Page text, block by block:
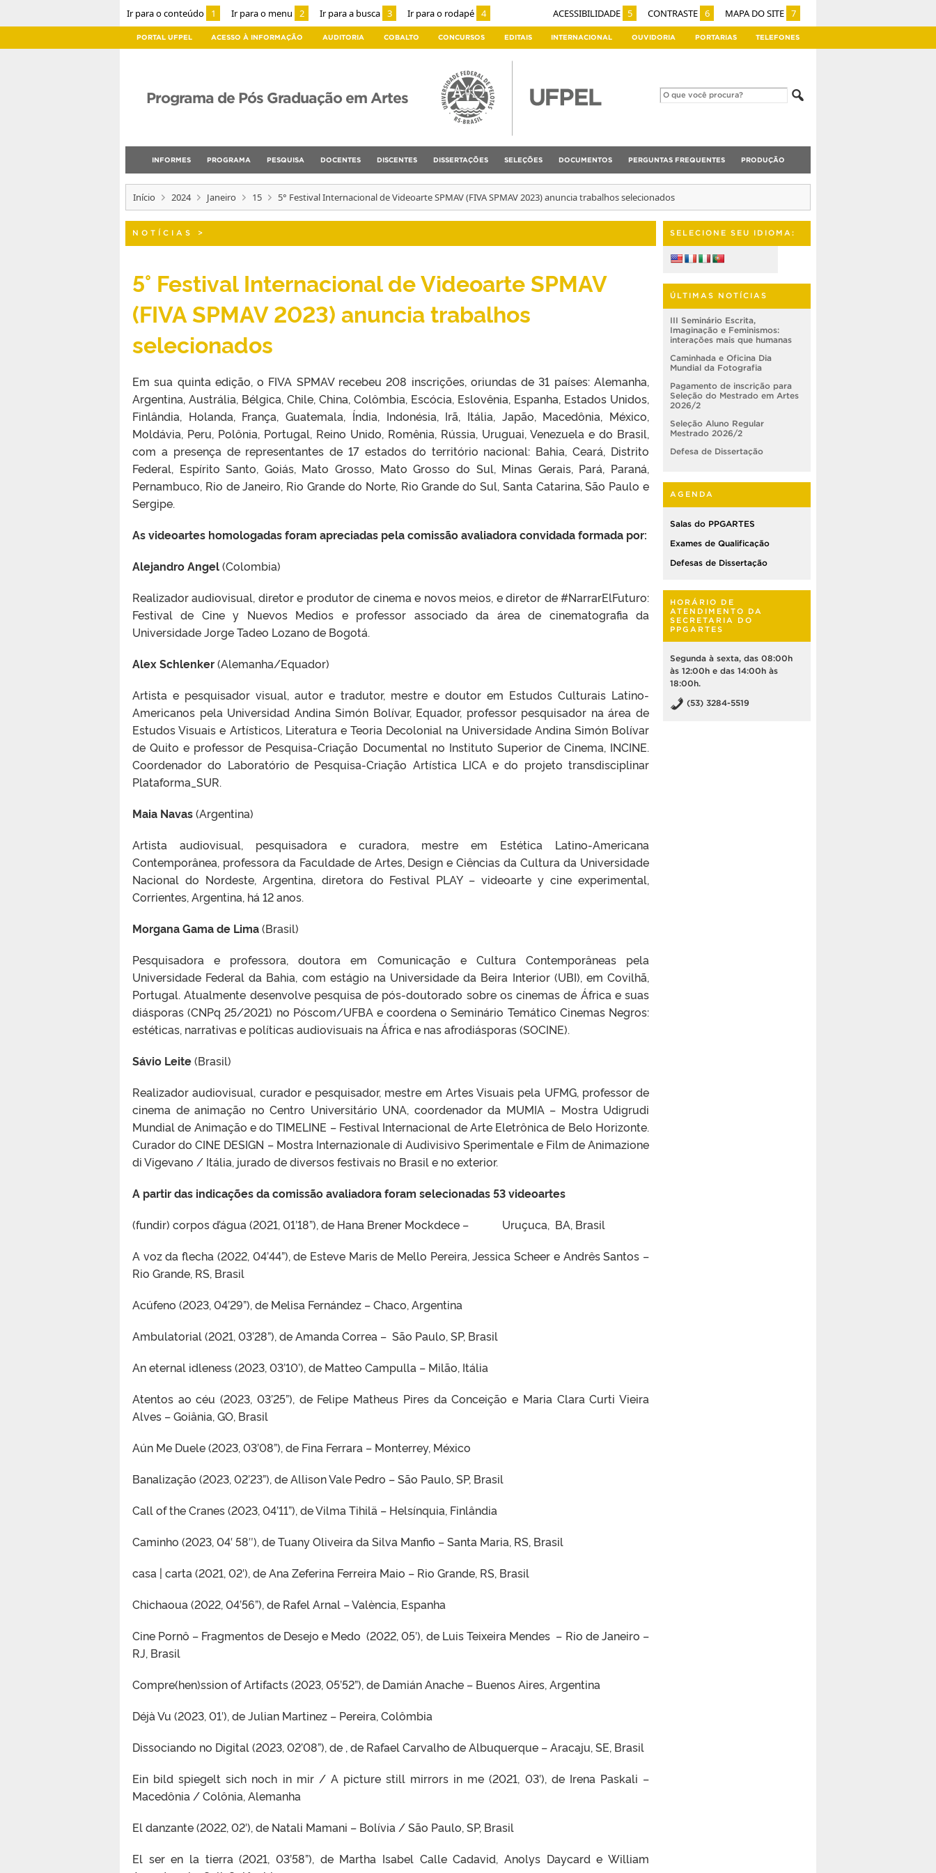
Ir para o conteúdo 1 Ir para o menu 2 Ir para a busca 3 Ir para o rodapé 4 ACESSIBILIDADE 5 CONTRASTE 6 MAPA DO SITE 7
PORTAL UFPEL ACESSO À INFORMAÇÃO AUDITORIA COBALTO CONCURSOS EDITAIS INTERNACIONAL OUVIDORIA PORTARIAS TELEFONES
Programa de Pós Graduação em Artes
INFORMES PROGRAMA PESQUISA DOCENTES DISCENTES DISSERTAÇÕES SELEÇÕES DOCUMENTOS PERGUNTAS FREQUENTES PRODUÇÃO
Início 2024 Janeiro 15 5° Festival Internacional de Videoarte SPMAV (FIVA SPMAV 2023) anuncia trabalhos selecionados
NOTÍCIAS >
5° Festival Internacional de Videoarte SPMAV
(FIVA SPMAV 2023) anuncia trabalhos
selecionados
Em sua quinta edição, o FIVA SPMAV recebeu 208 inscrições, oriundas de 31 países: Alemanha,
Argentina, Austrália, Bélgica, Chile, China, Colômbia, Escócia, Eslovênia, Espanha, Estados Unidos,
Finlândia, Holanda, França, Guatemala, Índia, Indonésia, Irã, Itália, Japão, Macedônia, México,
Moldávia, Peru, Polônia, Portugal, Reino Unido, Romênia, Rússia, Uruguai, Venezuela e do Brasil,
com a presença de representantes de 17 estados do território nacional: Bahia, Ceará, Distrito
Federal, Espírito Santo, Goiás, Mato Grosso, Mato Grosso do Sul, Minas Gerais, Pará, Paraná,
Pernambuco, Rio de Janeiro, Rio Grande do Norte, Rio Grande do Sul, Santa Catarina, São Paulo e
Sergipe.
As videoartes homologadas foram apreciadas pela comissão avaliadora convidada formada por:
​​Alejandro Angel(Colombia)
​​Realizador audiovisual, diretor e produtor de cinema e novos meios, e diretor de #NarrarElFuturo:
Festival de Cine y Nuevos Medios e professor associado da área de cinematografia da
Universidade Jorge Tadeo Lozano de Bogotá.
Alex Schlenker(Alemanha/Equador)
Artista e pesquisador visual, autor e tradutor, mestre e doutor em Estudos Culturais Latino-
Americanos pela Universidad Andina Simón Bolívar, Equador, professor pesquisador na área de
Estudos Visuais e Artísticos, Literatura e Teoria Decolonial na Universidade Andina Simón Bolívar
de Quito e professor de Pesquisa-Criação Documental no Instituto Superior de Cinema, INCINE.
Coordenador do Laboratório de Pesquisa-Criação Artística LICA e do projeto transdisciplinar
Plataforma_SUR.
Maia Navas(Argentina)
Artista audiovisual, pesquisadora e curadora, mestre em Estética Latino-Americana
Contemporânea, professora da Faculdade de Artes, Design e Ciências da Cultura da Universidade
Nacional do Nordeste, Argentina, diretora do Festival PLAY – videoarte y cine experimental,
Corrientes, Argentina, há 12 anos.
Morgana Gama de Lima(Brasil)
Pesquisadora e professora, doutora em Comunicação e Cultura Contemporâneas pela
Universidade Federal da Bahia, com estágio na Universidade da Beira Interior (UBI), em Covilhã,
Portugal. Atualmente desenvolve pesquisa de pós-doutorado sobre os cinemas de África e suas
diásporas (CNPq 25/2021) no Póscom/UFBA e coordena o Seminário Temático Cinemas Negros:
estéticas, narrativas e políticas audiovisuais na África e nas afrodiásporas (SOCINE).
Sávio Leite(Brasil)
Realizador audiovisual, curador e pesquisador, mestre em Artes Visuais pela UFMG, professor de
cinema de animação no Centro Universitário UNA, coordenador da MUMIA – Mostra Udigrudi
Mundial de Animação e do TIMELINE – Festival Internacional de Arte Eletrônica de Belo Horizonte.
Curador do CINE DESIGN – Mostra Internazionale di Audivisivo Sperimentale e Film de Animazione
di Vigevano / Itália, jurado de diversos festivais no Brasil e no exterior.
A partir das indicações da comissão avaliadora foram selecionadas 53 videoartes
(fundir) corpos d’água (2021, 01’18”), de Hana Brener Mockdece – Uruçuca, BA, Brasil
A voz da flecha (2022, 04’44”), de Esteve Maris de Mello Pereira, Jessica Scheer e Andrês Santos –
Rio Grande, RS, Brasil
Acúfeno (2023, 04’29”), de Melisa Fernández – Chaco, Argentina
Ambulatorial (2021, 03’28”), de Amanda Correa – São Paulo, SP, Brasil
An eternal idleness (2023, 03’10’), de Matteo Campulla – Milão, Itália
Atentos ao céu (2023, 03’25”), de Felipe Matheus Pires da Conceição e Maria Clara Curti Vieira
Alves – Goiânia, GO, Brasil
Aún Me Duele (2023, 03’08”), de Fina Ferrara – Monterrey, México
Banalização (2023, 02’23”), de Allison Vale Pedro – São Paulo, SP, Brasil
Call of the Cranes (2023, 04’11”), de Vilma Tihilä – Helsínquia, Finlândia
Caminho (2023, 04′ 58″), de Tuany Oliveira da Silva Manfio – Santa Maria, RS, Brasil
casa | carta (2021, 02′), de Ana Zeferina Ferreira Maio – Rio Grande, RS, Brasil
Chichaoua (2022, 04’56”), de Rafel Arnal – València, Espanha
Cine Pornô – Fragmentos de Desejo e Medo (2022, 05′), de Luis Teixeira Mendes – Rio de Janeiro –
RJ, Brasil
Compre(hen)ssion of Artifacts (2023, 05’52”), de Damián Anache – Buenos Aires, Argentina
Déjà Vu (2023, 01′), de Julian Martinez – Pereira, Colômbia
Dissociando no Digital (2023, 02’08”), de , de Rafael Carvalho de Albuquerque – Aracaju, SE, Brasil
Ein bild spiegelt sich noch in mir / A picture still mirrors in me (2021, 03′), de Irena Paskali –
Macedônia / Colônia, Alemanha
El danzante (2022, 02′), de Natali Mamani – Bolívia / São Paulo, SP, Brasil
El ser en la tierra (2021, 03’58”), de Martha Isabel Calle Cadavid, Anolys Daycard e William
SELECIONE SEU IDIOMA:
ÚLTIMAS NOTÍCIAS
III Seminário Escrita,
Imaginação e Feminismos:
interações mais que humanas
Caminhada e Oficina Dia
Mundial da Fotografia
Pagamento de inscrição para
Seleção do Mestrado em Artes
2026/2
Seleção Aluno Regular
Mestrado 2026/2
Defesa de Dissertação
AGENDA
Salas do PPGARTES
Exames de Qualificação
Defesas de Dissertação
HORÁRIO DE
ATENDIMENTO DA
SECRETARIA DO
PPGARTES
Segunda à sexta, das 08:00h
às 12:00h e das 14:00h às
18:00h.
(53) 3284-5519